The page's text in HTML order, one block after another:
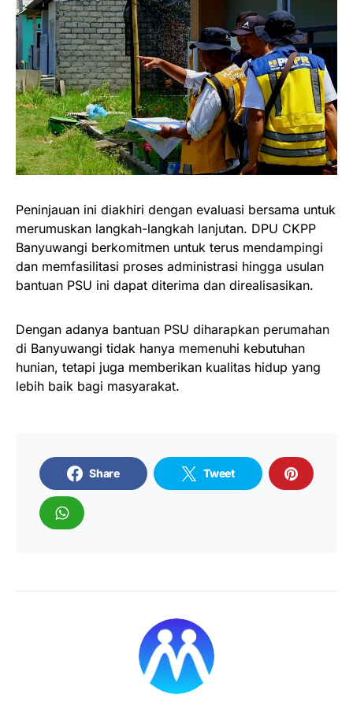
Peninjauan ini diakhiri dengan evaluasi bersama untuk
merumuskan langkah-langkah lanjutan. DPU CKPP
Banyuwangi berkomitmen untuk terus mendampingi
dan memfasilitasi proses administrasi hingga usulan
bantuan PSU ini dapat diterima dan direalisasikan.
Dengan adanya bantuan PSU diharapkan perumahan
di Banyuwangi tidak hanya memenuhi kebutuhan
hunian, tetapi juga memberikan kualitas hidup yang
lebih baik bagi masyarakat.
Share Tweet